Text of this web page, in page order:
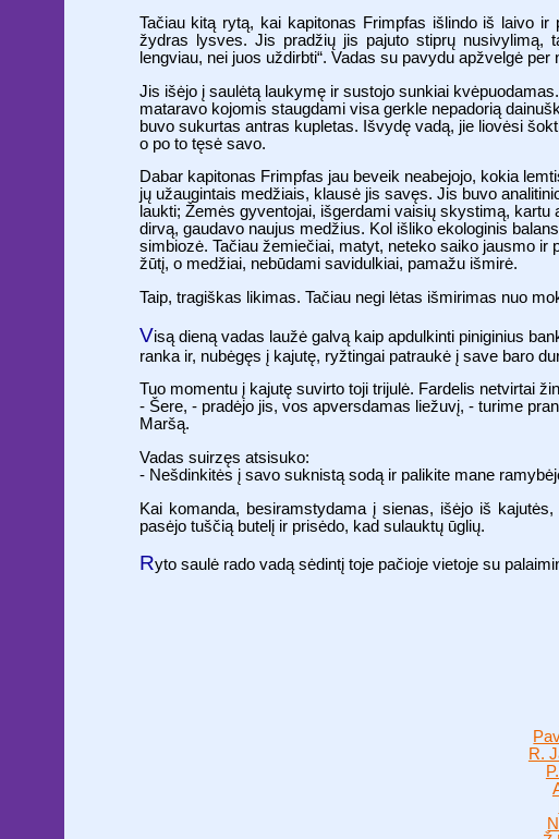
Tačiau kitą rytą, kai kapitonas Frimpfas išlindo iš laivo
žydras lysves. Jis pradžių jis pajuto stiprų nusivylimą,
lengviau, nei juos uždirbti“. Vadas su pavydu apžvelgė
Jis išėjo į saulėtą laukymę ir sustojo sunkiai
mataravo kojomis staugdami visa gerkle nepadorią
buvo sukurtas antras kupletas. Išvydę vadą, jie liovėsi
o po to tęsė savo.
Dabar kapitonas Frimpfas jau beveik neabejojo, kokia
jų užaugintais medžiais, klausė jis savęs. Jis buvo
laukti; Žemės gyventojai, išgerdami vaisių skystimą,
dirvą, gaudavo naujus medžius. Kol išliko ekologinis
simbiozė. Tačiau žemiečiai, matyt, neteko saiko jausmo
žūtį, o medžiai, nebūdami savidulkiai, pamažu išmirė.
Taip, tragiškas likimas. Tačiau negi lėtas išmirimas nuo
Visą dieną vadas laužė galvą kaip apdulkinti piniginius
ranka ir, nubėgęs į kajutę, ryžtingai patraukė į save baro
Tuo momentu į kajutę suvirto toji trijulė. Fardelis netvirtai
- Šere, - pradėjo jis, vos apversdamas liežuvį, - turime
Maršą.
Vadas suirzęs atsisuko:
- Nešdinkitės į savo suknistą sodą ir palikite mane
Kai komanda, besiramstydama į sienas, išėjo iš
pasėjo tuščią butelį ir prisėdo, kad sulauktų ūglių.
Ryto saulė rado vadą sėdintį toje pačioje vietoje su
R.